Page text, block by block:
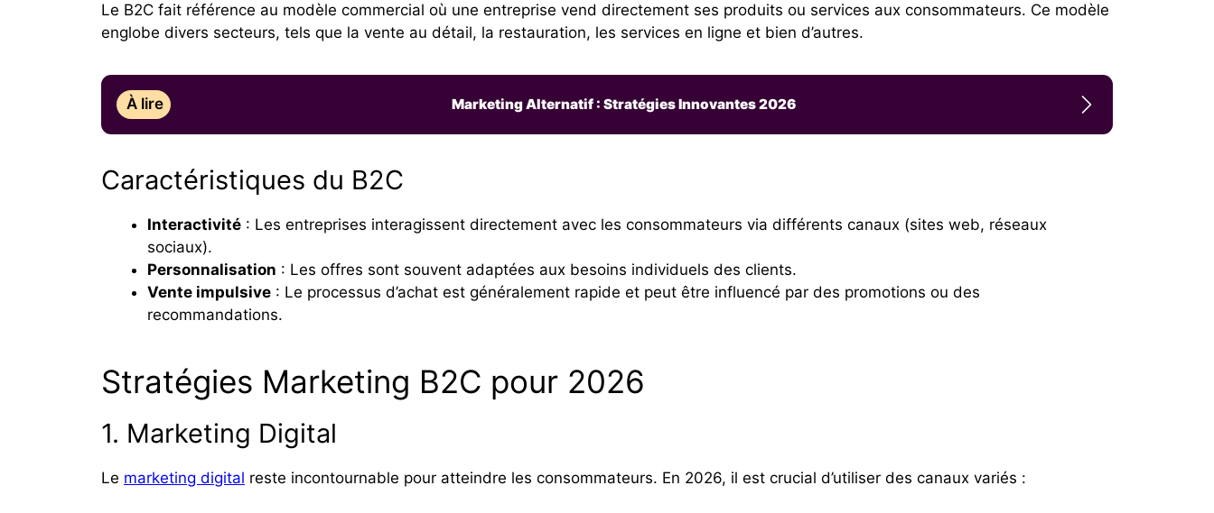
Le B2C fait référence au modèle commercial où une entreprise vend directement ses produits ou services aux consommateurs. Ce modèle
englobe divers secteurs, tels que la vente au détail, la restauration, les services en ligne et bien d’autres.
À lire Marketing Alternatif : Stratégies Innovantes 2026
Caractéristiques du B2C
Interactivité : Les entreprises interagissent directement avec les consommateurs via différents canaux (sites web, réseaux
sociaux).
Personnalisation : Les offres sont souvent adaptées aux besoins individuels des clients.
Vente impulsive : Le processus d’achat est généralement rapide et peut être influencé par des promotions ou des
recommandations.
Stratégies Marketing B2C pour 2026
1. Marketing Digital
Le marketing digital reste incontournable pour atteindre les consommateurs. En 2026, il est crucial d’utiliser des canaux variés :